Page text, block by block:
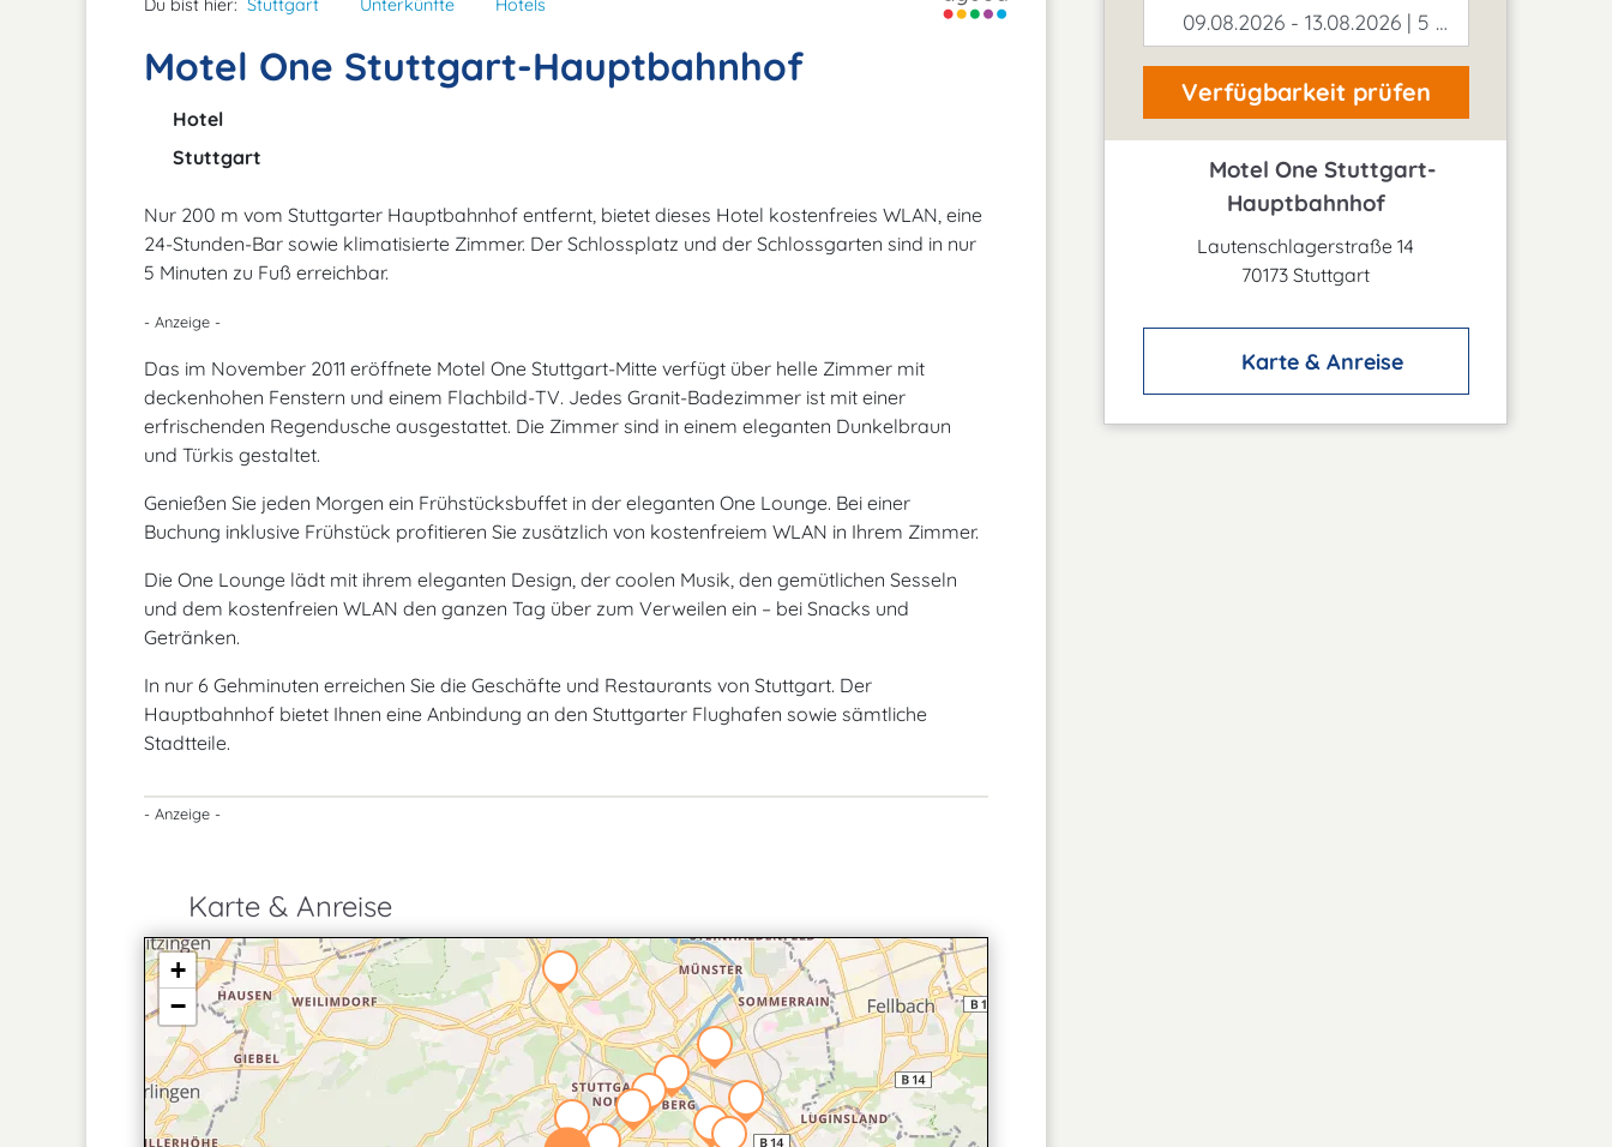
Du bist hier: Stuttgart Unterkünfte Hotels
Motel One Stuttgart-Hauptbahnhof
Hotel
Stuttgart
Nur 200 m vom Stuttgarter Hauptbahnhof entfernt, bietet dieses Hotel kostenfreies WLAN, eine
24-Stunden-Bar sowie klimatisierte Zimmer. Der Schlossplatz und der Schlossgarten sind in nur
5 Minuten zu Fuß erreichbar.
- Anzeige -
Das im November 2011 eröffnete Motel One Stuttgart-Mitte verfügt über helle Zimmer mit
deckenhohen Fenstern und einem Flachbild-TV. Jedes Granit-Badezimmer ist mit einer
erfrischenden Regendusche ausgestattet. Die Zimmer sind in einem eleganten Dunkelbraun
und Türkis gestaltet.
Genießen Sie jeden Morgen ein Frühstücksbuffet in der eleganten One Lounge. Bei einer
Buchung inklusive Frühstück profitieren Sie zusätzlich von kostenfreiem WLAN in Ihrem Zimmer.
Die One Lounge lädt mit ihrem eleganten Design, der coolen Musik, den gemütlichen Sesseln
und dem kostenfreien WLAN den ganzen Tag über zum Verweilen ein – bei Snacks und
Getränken.
In nur 6 Gehminuten erreichen Sie die Geschäfte und Restaurants von Stuttgart. Der
Hauptbahnhof bietet Ihnen eine Anbindung an den Stuttgarter Flughafen sowie sämtliche
Stadtteile.
- Anzeige -
Karte & Anreise
+
−
09.08.2026 - 13.08.2026 | 5 Tage
Verfügbarkeit prüfen
Motel One Stuttgart-
Hauptbahnhof
Lautenschlagerstraße 14
70173 Stuttgart
Karte & Anreise